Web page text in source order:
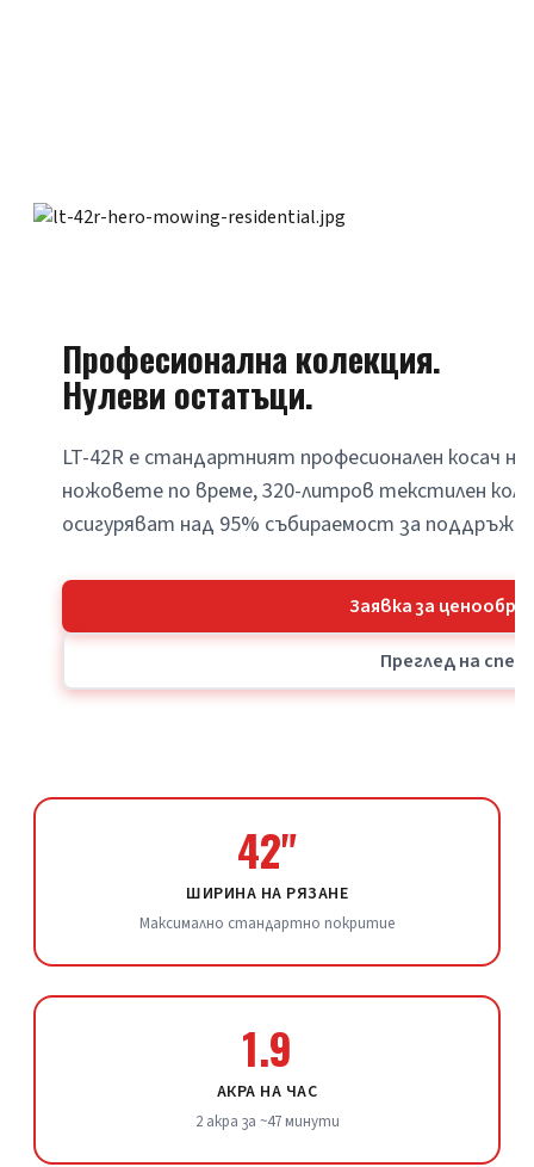
Професионална колекция.
Нулеви остатъци.
LT-42R е стандартният професионален косач
ножовете по време, 320-литров текстилен
осигуряват над 95% събираемост за
Заявка за
Преглед на
42"
ШИРИНА НА РЯЗАНЕ
Максимално стандартно покритие
1.9
АКРА НА ЧАС
2 акра за ~47 минути